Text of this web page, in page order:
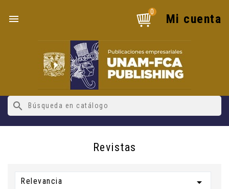
 Mi cuenta
0
search
Revistas
Relevancia 